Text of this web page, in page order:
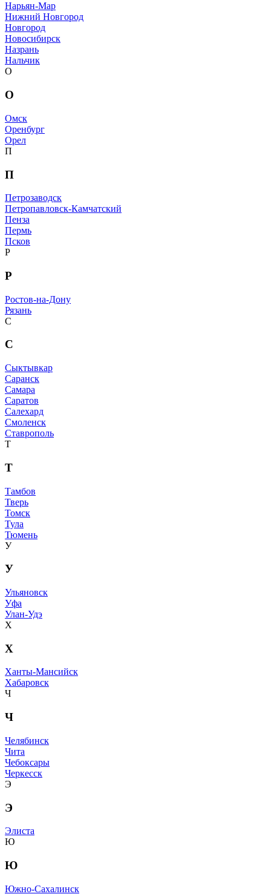
Нарьян-Мар
Нижний Новгород
Новгород
Новосибирск
Назрань
Нальчик
О
О
Омск
Оренбург
Орел
П
П
Петрозаводск
Петропавловск-Камчатский
Пенза
Пермь
Псков
Р
Р
Ростов-на-Дону
Рязань
С
С
Сыктывкар
Саранск
Самара
Саратов
Салехард
Смоленск
Ставрополь
Т
Т
Тамбов
Тверь
Томск
Тула
Тюмень
У
У
Ульяновск
Уфа
Улан-Удэ
Х
Х
Ханты-Мансийск
Хабаровск
Ч
Ч
Челябинск
Чита
Чебоксары
Черкесск
Э
Э
Элиста
Ю
Ю
Южно-Сахалинск